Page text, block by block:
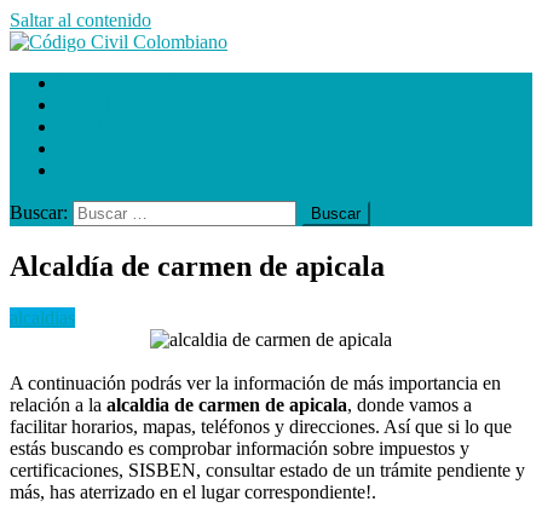
Saltar al contenido
Código Civil Colombiano
Buscar:
Alcaldía de carmen de apicala
alcaldias
A continuación podrás ver la información de más importancia en
relación a la alcaldia de carmen de apicala, donde vamos a
facilitar horarios, mapas, teléfonos y direcciones. Así que si lo que
estás buscando es comprobar información sobre impuestos y
certificaciones, SISBEN, consultar estado de un trámite pendiente y
más, has aterrizado en el lugar correspondiente!.